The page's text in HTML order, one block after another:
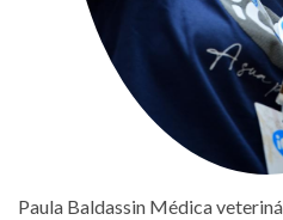
Paula Baldassin Médica